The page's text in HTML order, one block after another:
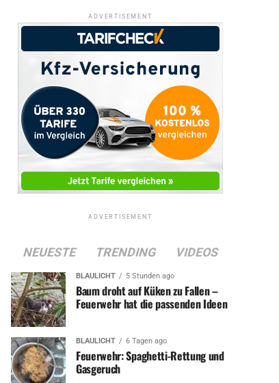
ADVERTISEMENT
ADVERTISEMENT
NEUESTE TRENDING VIDEOS
BLAULICHT 5 Stunden ago
Baum droht auf Küken zu Fallen –
Feuerwehr hat die passenden Ideen
BLAULICHT 6 Tagen ago
Feuerwehr: Spaghetti-Rettung und
Gasgeruch